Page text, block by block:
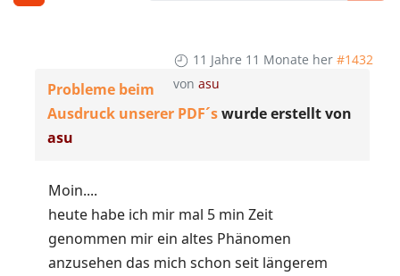
11 Jahre 11 Monate her #1432
von asu
Probleme beim
Ausdruck unserer PDF´swurde erstellt von
asu
Moin....
heute habe ich mir mal 5 min Zeit
genommen mir ein altes Phänomen
anzusehen das mich schon seit längerem